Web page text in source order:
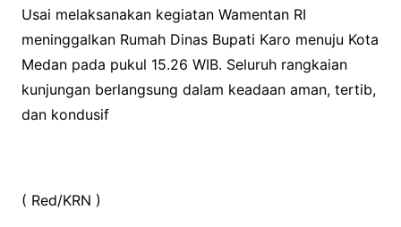
Usai melaksanakan kegiatan Wamentan RI
meninggalkan Rumah Dinas Bupati Karo menuju Kota
Medan pada pukul 15.26 WIB. Seluruh rangkaian
kunjungan berlangsung dalam keadaan aman, tertib,
dan kondusif
( Red/KRN )